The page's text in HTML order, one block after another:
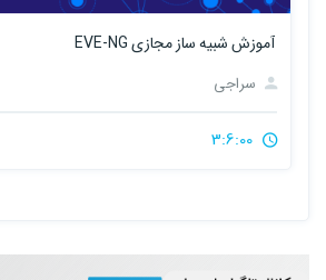
آموزش شبیه ساز مجازی EVE-NG
سراجی